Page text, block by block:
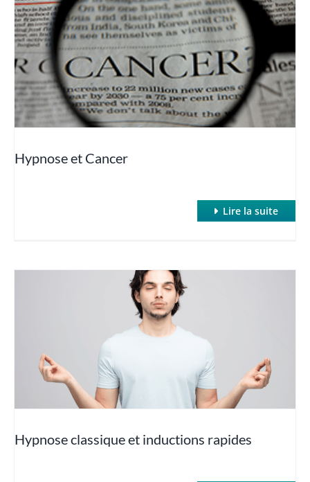
Hypnose et Cancer
Lire la suite
Hypnose classique et inductions rapides